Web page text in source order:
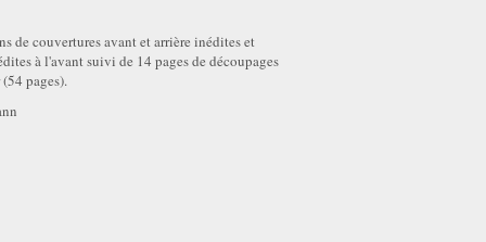
de couvertures avant et arrière inédites et
à l'avant suivi de 14 pages de découpages
pages).